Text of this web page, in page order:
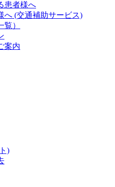
患者様へ
へ (交通補助サービス)
）
案内
)